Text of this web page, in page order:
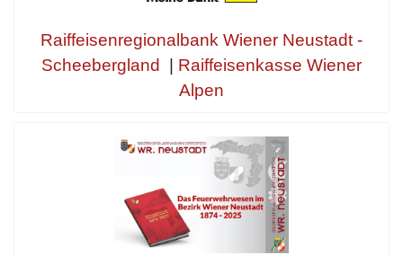
Raiffeisenregionalbank Wiener Neustadt -
Scheebergland
Raiffeisenkasse Wiener
Alpen